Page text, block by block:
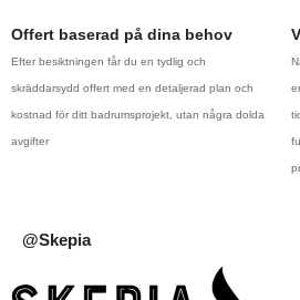
Offert baserad på dina behov
Efter besiktningen får du en tydlig och
skräddarsydd offert med en detaljerad plan och
kostnad för ditt badrumsprojekt, utan några dolda
avgifter
@Skepia